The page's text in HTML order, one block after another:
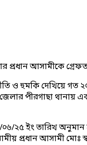
প্রধান আসামীকে
ও হুমকি দেখিয়ে
পীরগাছা থানায়
০৬/২৫ ইং তারিখ
প্রধান আসামী মোঃ